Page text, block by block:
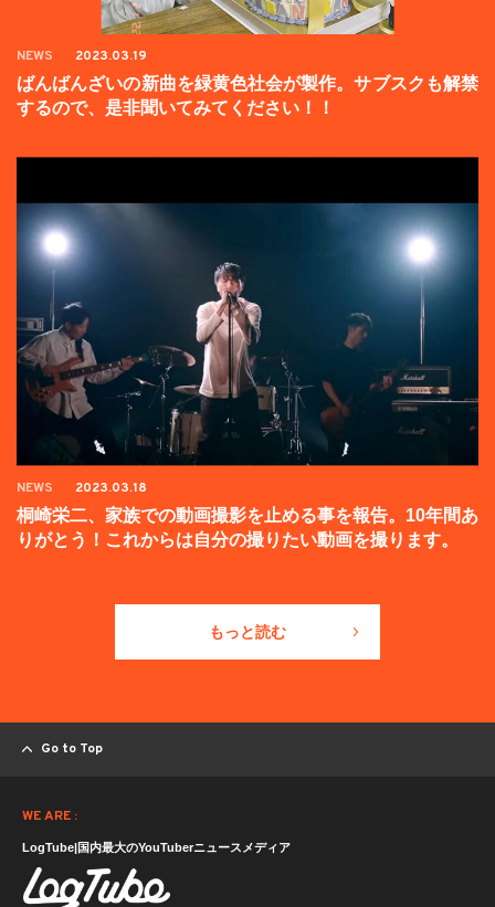
NEWS 2023.03.19
ばんばんざいの新曲を緑黄色社会が製作。サブスクも解禁
するので、是非聞いてみてください！！
NEWS 2023.03.18
桐崎栄二、家族での動画撮影を止める事を報告。10年間あ
りがとう！これからは自分の撮りたい動画を撮ります。
もっと読む
Go to Top
WE ARE :
LogTube|国内最大のYouTuberニュースメディア